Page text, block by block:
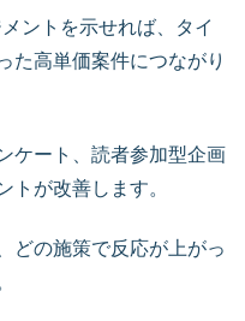
ントを示せれば、タイ
た高単価案件につながり
ケート、読者参加型企画
トが改善します。
どの施策で反応が上がっ